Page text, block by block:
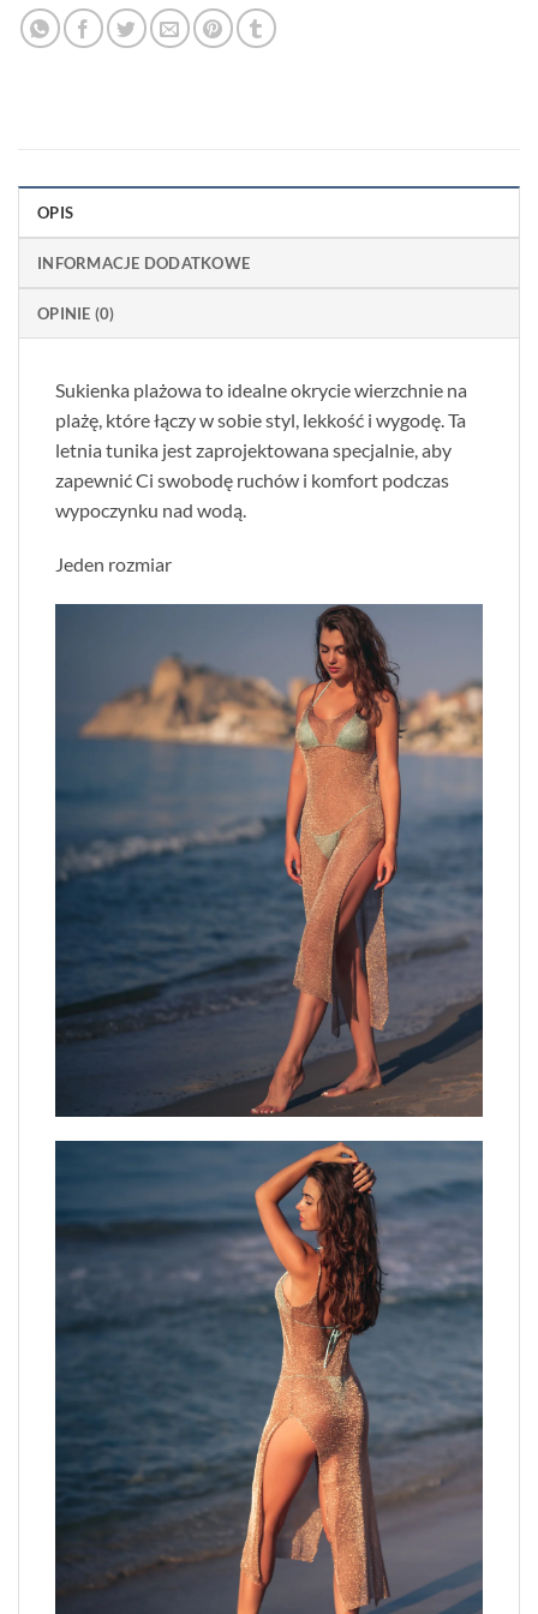
OPIS
INFORMACJE DODATKOWE
OPINIE (0)
Sukienka plażowa to idealne okrycie wierzchnie na
plażę, które łączy w sobie styl, lekkość i wygodę. Ta
letnia tunika jest zaprojektowana specjalnie, aby
zapewnić Ci swobodę ruchów i komfort podczas
wypoczynku nad wodą.
Jeden rozmiar